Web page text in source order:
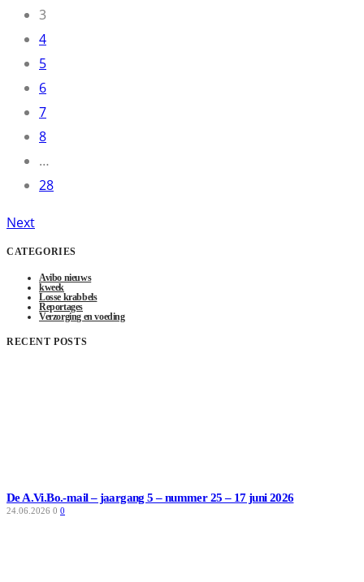
3
4
5
6
7
8
…
28
Next
CATEGORIES
Avibo nieuws
kweek
Losse krabbels
Reportages
Verzorging en voeding
RECENT POSTS
De A.Vi.Bo.-mail – jaargang 5 – nummer 25 – 17 juni 2026
24.06.2026 0 0